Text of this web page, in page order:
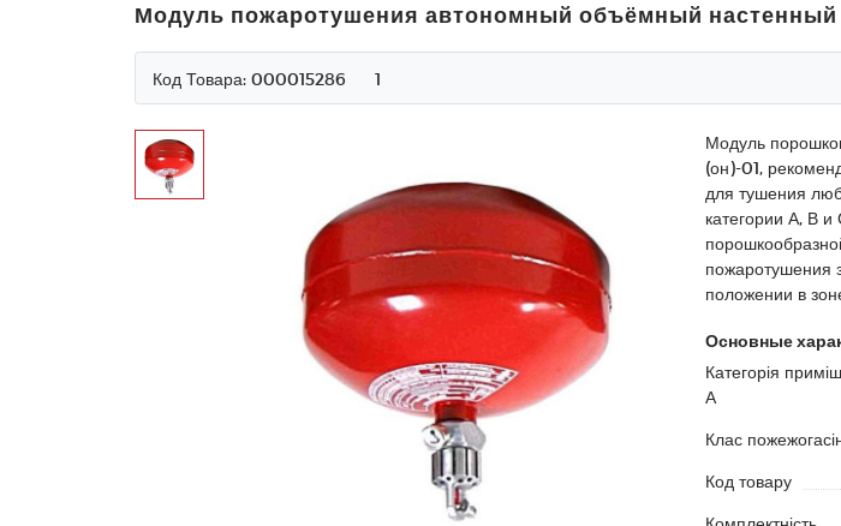
Модуль пожаротушения автономный объёмный
Код Товара: 000015286 1
Модуль
(он)-01,
для тушения
категории А, В
пожаротушения
положении в
Основные
Категорія
А
Клас
Код товару